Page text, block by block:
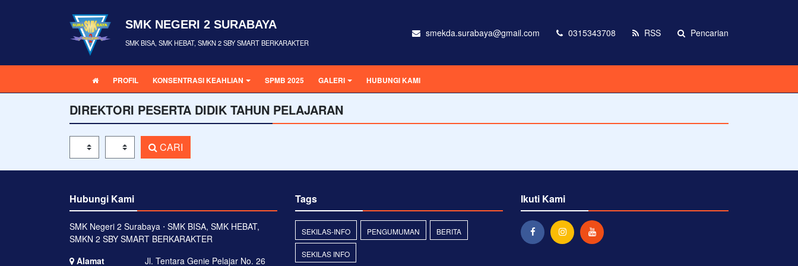
SMK NEGERI 2 SURABAYA
SMK BISA, SMK HEBAT, SMKN 2 SBY SMART BERKARAKTER
smekda.surabaya@gmail.com 0315343708 RSS Pencarian
PROFIL KONSENTRASI KEAHLIAN SPMB 2025 GALERI HUBUNGI KAMI
DIREKTORI PESERTA DIDIK TAHUN PELAJARAN
Tahun Pelajaran
Kelas CARI
Hubungi Kami
SMK Negeri 2 Surabaya ⋅ SMK BISA, SMK HEBAT,
SMKN 2 SBY SMART BERKARAKTER
Alamat
Jl. Tentara Genie Pelajar No. 26
Tags
SEKILAS-INFO PENGUMUMAN BERITA
SEKILAS INFO
Ikuti Kami